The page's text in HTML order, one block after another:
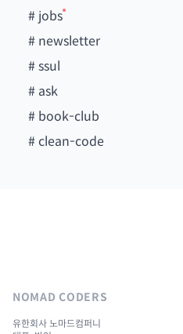
# jobs
# newsletter
#ssul
# ask
# book-club
#clean-code
NOMAD CODERS
유한회사 노마드컴퍼니